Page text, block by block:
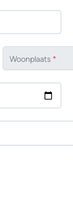
Woonplaats *